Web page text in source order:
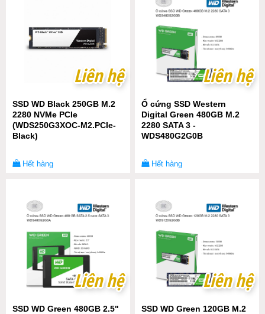
Liên hệ
Liên hệ
SSD WD Black 250GB M.2
2280 NVMe PCIe
(WDS250G3XOC-M2.PCIe-
Black)
Hết hàng
Liên hệ
Liên hệ
Ổ cứng SSD Western
Digital Green 480GB M.2
2280 SATA 3 -
WDS480G2G0B
Hết hàng
Liên hệ
Liên hệ
SSD WD Green 480GB 2.5"
Liên hệ
Liên hệ
SSD WD Green 120GB M.2